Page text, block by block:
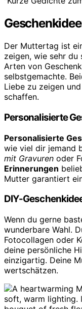
Der Muttertag ist
zeigen, wie sehr du
Arten von
selbstgemachte.
Liebe zu zeigen
schaffen.
Personalisierte
Personalisierte
wie viel dir jemand
mit Gravuren oder
Erinnerungen
Mutter garantiert
DIY-
Wenn du gerne
wunderbare Wahl.
Fotocollagen oder
deine persönliche
einzigartig. Deine
wertschätzen.